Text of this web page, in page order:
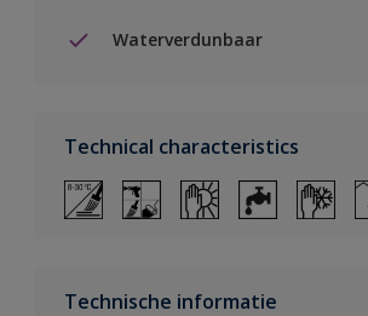
Waterverdunbaar
Technical characteristics
Technische informatie